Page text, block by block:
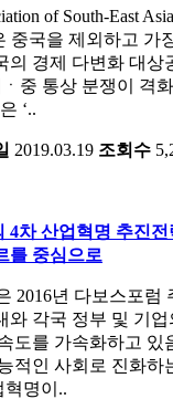
of South-East
중국을 제외하고 가
의 경제 다변화 대상
중 통상 분쟁이 격
‘..
2019.03.19 조회수
4차 산업혁명 추진
를 중심으로
2016년 다보스포럼
와 각국 정부 및 기
도를 가속화하고 있
적인 사회로 진화하
혁명이..